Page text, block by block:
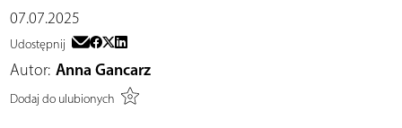
07.07.2025
Udostępnij
Autor: Anna Gancarz
Dodaj do ulubionych